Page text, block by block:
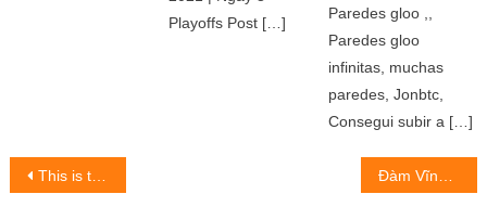
Playoffs Post […]
Paredes gloo ,,
Paredes gloo
infinitas, muchas
paredes, Jonbtc,
Consegui subir a […]
Post
This is the way people are done the ước mơ ‘điều khiển’ đồng tiền